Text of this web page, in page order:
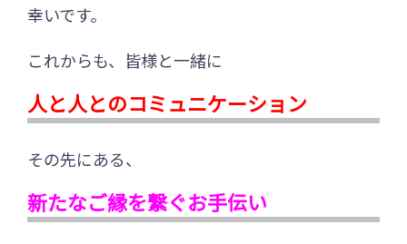
幸いです。
これからも、皆様と一緒に
人と人とのコミュニケーション
その先にある、
新たなご縁を繋ぐお手伝い